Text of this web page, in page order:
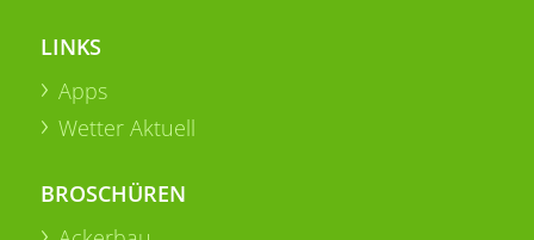
LINKS
Apps
Wetter Aktuell
BROSCHÜREN